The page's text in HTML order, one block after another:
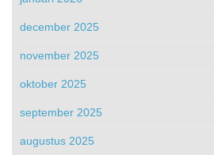
december 2025
november 2025
oktober 2025
september 2025
augustus 2025